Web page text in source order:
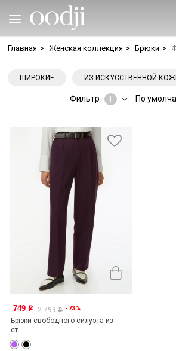
Главная > Женская коллекция > Брюки >
ШИРОКИЕ ИЗ ИСКУССТВЕННОЙ
Фильтр 1 По
749 o 2 799o -73%
Брюки свободного силуэта из
ст...